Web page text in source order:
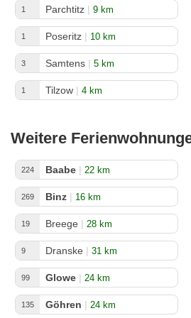
1 Parchtitz | 9 km
1 Poseritz | 10 km
3 Samtens | 5 km
1 Tilzow | 4 km
Weitere
224 Baabe | 22 km
269 Binz | 16 km
19 Breege | 28 km
9 Dranske | 31 km
99 Glowe | 24 km
135 Göhren | 24 km